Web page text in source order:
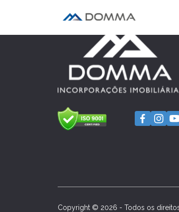
Copyright © 2026 - Todos os